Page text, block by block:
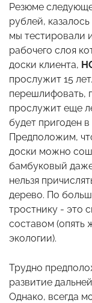
Резюме
рублей,
мы тестировали
рабочего слоя
доски клиента,
прослужит 15
перешлифовать,
прослужит еще
будет пригоден
Предположим,
доски можно
бамбуковый
нельзя
дерево. По
тростнику - это
составом (опять
экологии).
Трудно
развитие
Однако, всегда